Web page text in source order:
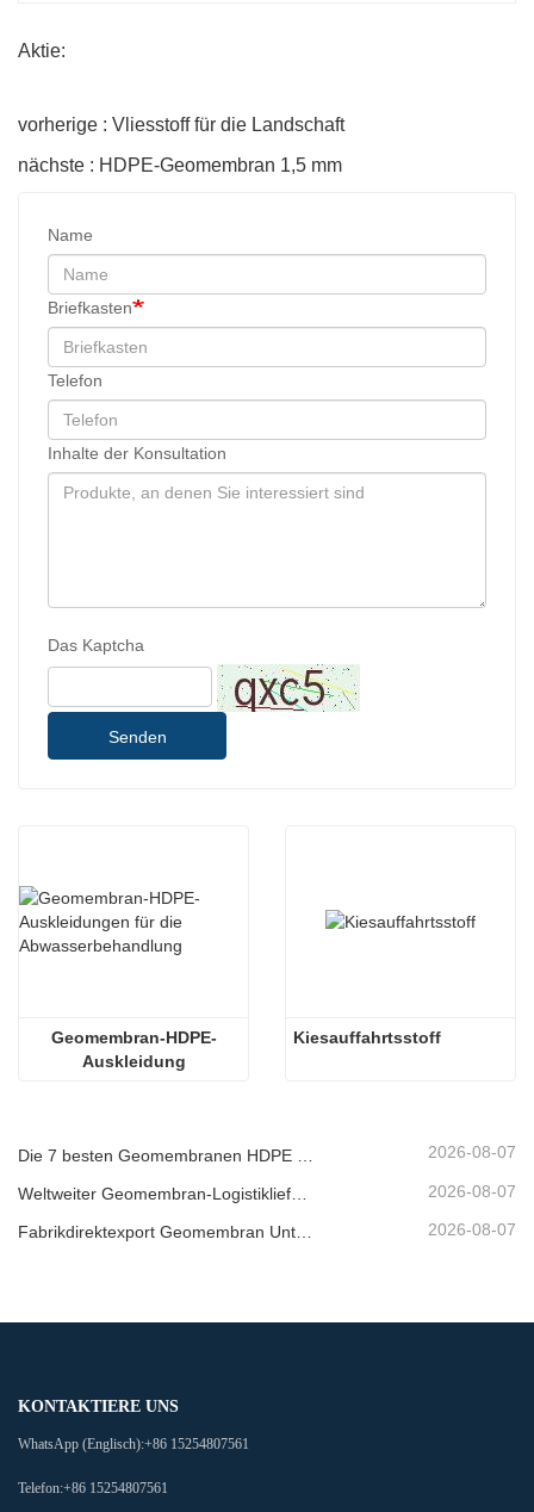
Aktie:
vorherige : Vliesstoff für die Landschaft
nächste : HDPE-Geomembran 1,5 mm
Name
Briefkasten
Telefon
Inhalte der Konsultation
Das Kaptcha
Senden
Geomembran-HDPE-
Auskleidung
Kiesauffahrtsstoff
2026-08-07
2026-08-07
2026-08-07
KONTAKTIERE UNS
WhatsApp (Englisch):+86 15254807561
Telefon:+86 15254807561